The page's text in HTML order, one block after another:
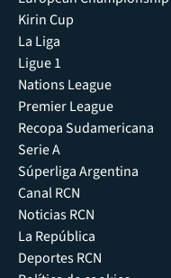
Kirin Cup
La Liga
Ligue 1
Nations League
Premier League
Recopa Sudamericana
Serie A
Súperliga Argentina
Canal RCN
Noticias RCN
La República
Deportes RCN